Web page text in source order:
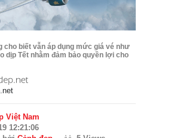
cho biết vẫn áp dụng mức giá vé như
dịp Tết nhằm đảm bảo quyền lợi cho
Việt Nam
12:21:06